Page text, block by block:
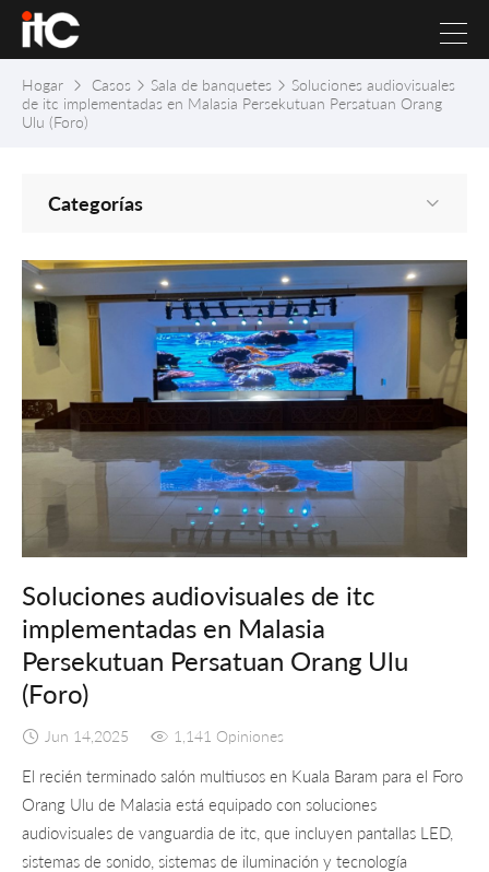
Hogar Casos Sala de banquetes
Soluciones audiovisuales
de itc implementadas en Malasia Persekutuan Persatuan Orang
Ulu (Foro)
Soluciones audiovisuales de itc
implementadas en Malasia
Persekutuan Persatuan Orang Ulu
(Foro)
Jun 14,2025 1,141 Opiniones
El recién terminado salón multiusos en Kuala Baram para el Foro
Orang Ulu de Malasia está equipado con soluciones
audiovisuales de vanguardia de itc, que incluyen pantallas LED,
sistemas de sonido, sistemas de iluminación y tecnología
Categorías